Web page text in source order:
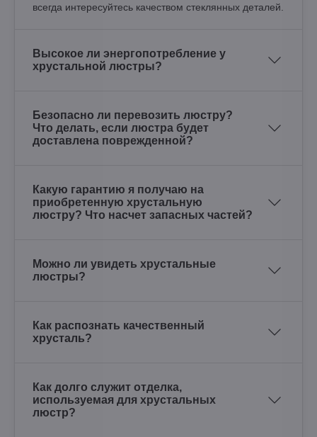
всегда интересуйтесь качеством стеклянных деталей.
Высокое ли энергопотребление у
хрустальной люстры?
Безопасно ли перевозить люстру?
Что делать, если люстра будет
доставлена поврежденной?
Какую гарантию я получаю на
приобретенную хрустальную
люстру? Что насчет запасных частей?
Можно ли увидеть хрустальные
люстры?
Как распознать качественный
хрусталь?
Как долго служит отделка,
используемая для хрустальных
люстр?